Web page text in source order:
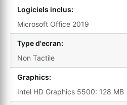
Logiciels inclus:
Microsoft Office 2019
Type d'ecran:
Non Tactile
Graphics:
Intel HD Graphics 5500: 128 MB